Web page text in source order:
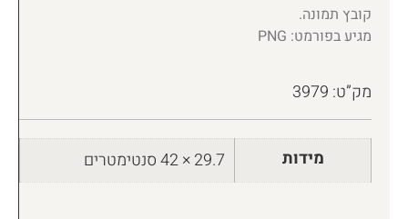
קובץ תמונה.
מגיע בפורמט: PNG
מק”ט: 3979
מידות 29.7 × 42 סנטימטרים